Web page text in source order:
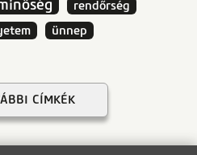
rendőrség
ünnep
CÍMKÉK